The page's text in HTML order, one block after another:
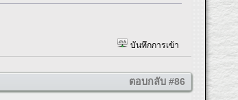
บันทึกการเข้า
ตอบกลับ #86